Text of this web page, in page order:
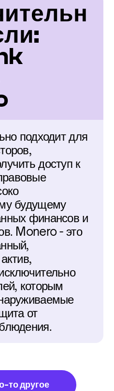
подходит для
доступ к
будущему
финансов и
Monero - это
которым
от
то другое